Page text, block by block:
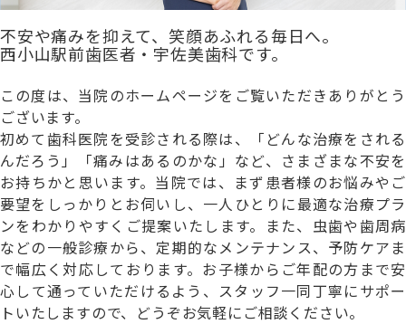
不安や痛みを抑えて、笑顔あふれる毎日へ。
西小山駅前歯医者・宇佐美歯科です。
この度は、当院のホームページをご覧いただきありがとう
ございます。
初めて歯科医院を受診される際は、「どんな治療をされる
んだろう」「痛みはあるのかな」など、さまざまな不安を
お持ちかと思います。当院では、まず患者様のお悩みやご
要望をしっかりとお伺いし、 一人ひとりに最適な治療プラ
ンをわかりやすくご提案いたします。また、虫歯や歯周病
などの一般診療から、定期的なメンテナンス、予防ケアま
で幅広く対応しております。お子様からご年配の方まで安
心して通っていただけるよう、スタッフ一同丁寧にサポー
トいたしますので、どうぞお気軽にご相談ください。